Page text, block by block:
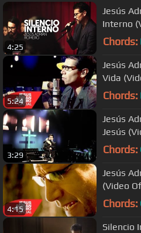
4:25
Jesús
Interno
Chords:
5:24
Jesús
Vida
Chords:
3:29
Jesús
Jesús
Chords:
4:15
Jesús
(Video
Chords:
Silencio